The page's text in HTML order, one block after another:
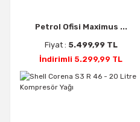
Petrol Ofisi Maximus ...
Fiyat : 5.499,99 TL
İndirimli 5.299,99 TL